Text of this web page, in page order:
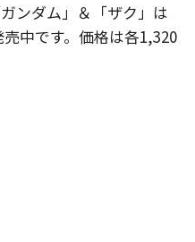
ンダム」＆「ザク」は
中です。価格は各1,320